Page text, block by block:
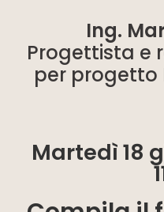
Ing.
Progettista e
per progetto
Martedì 18